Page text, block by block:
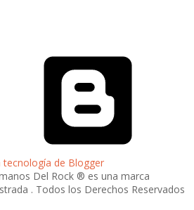
tecnología de Blogger
Del Rock ® es una marca
. Todos los Derechos Reservados